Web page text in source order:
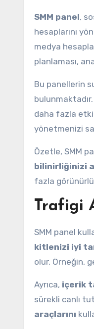
SMM panel,
hesaplarını
medya
planlaması,
Bu panellerin
daha fazla
yönetmenizi
Özetle, SMM
bilinirliğinizi
fazla
Trafigi
SMM panel
kitlenizi iyi
olur. Örneğin,
Ayrıca, içerik
sürekli canlı
araçlarını